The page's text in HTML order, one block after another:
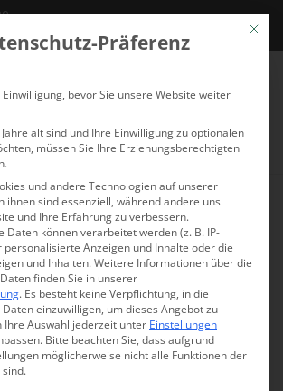
Talk: Energie
auf Schloss Marbach teilt
Nancy Rizos wertvolle Einblicke in
von Ernährung und Lebensstil für
Erfahren Sie, wie Sie durch kleine
Mit
Präferenz
bevor Sie unsere Website weiter
alt sind und Ihre Einwilligung zu optionalen
müssen Sie Ihre Erziehungsberechtigten
und andere Technologien auf unserer
ihnen sind essenziell, während andere uns
und Ihre Erfahrung zu verbessern.
Daten können verarbeitet werden (z. B. IP-
personalisierte Anzeigen und Inhalte oder die
und Inhalten.Weitere Informationen über die
finden Sie in unserer
. Es besteht keine Verpflichtung, in die
einzuwilligen, um dieses Angebot zu
Ihre Auswahl jederzeit unter Einstellungen
Bitte beachten Sie, dass aufgrund
möglicherweise nicht alle Funktionen der